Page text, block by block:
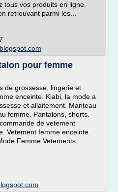
tous vos produits en ligne.
retrouvant parmi les...
pour femme
de grossesse, lingerie et
enceinte. Kiabi, la mode a
et allaitement. Manteau
femme. Pantalons, shorts.
de vetement
Vetement femme enceinte.
Femme Vetements